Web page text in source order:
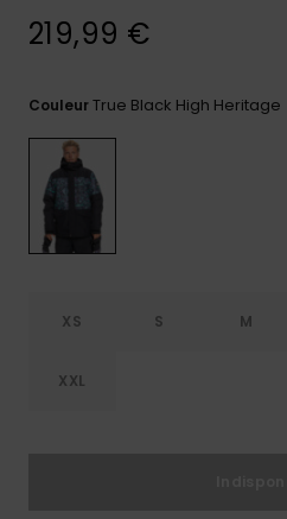
questions
219,99 €
CouleurTrue Black High Heritage
XS S M
XXL